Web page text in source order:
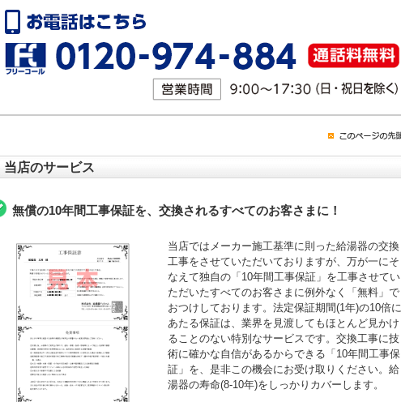
当店のサービス
無償の10年間工事保証を、交換されるすべてのお客さまに！
当店ではメーカー施工基準に則った給湯器の交換
工事をさせていただいておりますが、万が一にそ
なえて独自の「10年間工事保証」を工事させてい
ただいたすべてのお客さまに例外なく「無料」で
おつけしております。法定保証期間(1年)の10倍に
あたる保証は、業界を見渡してもほとんど見かけ
ることのない特別なサービスです。交換工事に技
術に確かな自信があるからできる「10年間工事保
証」を、是非この機会にお受け取りください。給
湯器の寿命(8-10年)をしっかりカバーします。